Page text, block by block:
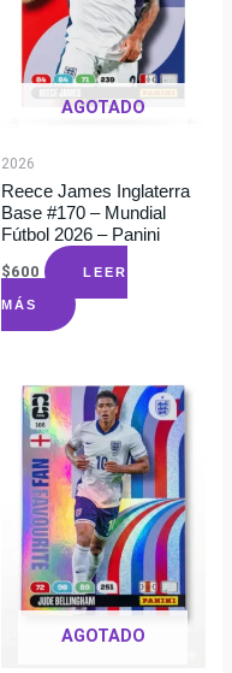
AGOTADO
2026
Reece James Inglaterra
Base #170 – Mundial
Fútbol 2026 – Panini
$600 LEER
MÁS
AGOTADO